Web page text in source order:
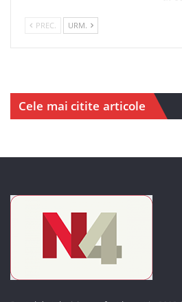
PREC. URM.
Cele mai citite articole